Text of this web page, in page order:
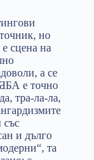
но
сцена на
а се
е точно
тра-ла-ла,
със
и дълго
та